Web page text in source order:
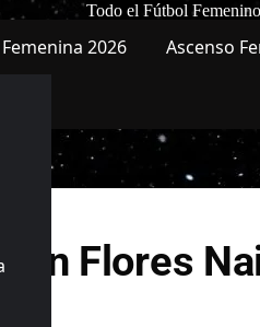
Todo el Fútbol Femenino
2026 Ascenso
Flores